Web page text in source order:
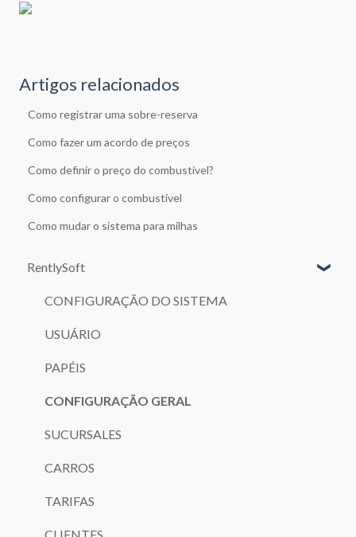
Artigos relacionados
Como registrar uma sobre-reserva
Como fazer um acordo de preços
Como definir o preço do combustível?
Como configurar o combustível
Como mudar o sistema para milhas
RentlySoft
CONFIGURAÇÃO DO SISTEMA
USUÁRIO
PAPÉIS
CONFIGURAÇÃO GERAL
SUCURSALES
CARROS
TARIFAS